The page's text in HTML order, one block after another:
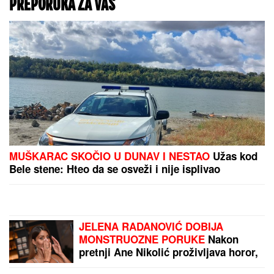
Proteinski sladoled:
Zdravija alternativa ili
samo dobar marketing
HAOS U NEMAČKOJ
VOJSCI!Rezervisti
pokrali redovne trupe:
Odnose sve, od municije
do naoružanja – Berlin u
PANICI!
by Aklamator
PREPORUKA ZA VAS